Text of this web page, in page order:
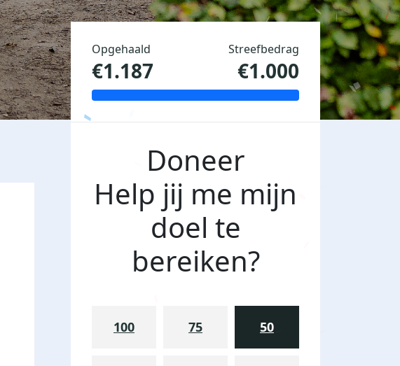
Opgehaald
€1.187
Streefbedrag
€1.000
Doneer
Help jij me mijn
doel te
bereiken?
100 75 50